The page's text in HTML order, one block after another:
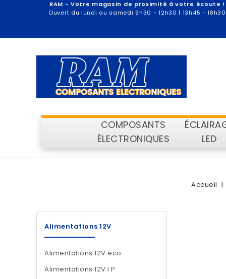
RAM - Votre magasin de proximité à votre écoute !
Ouvert du lundi au samedi 9h30 - 12h30 | 13h45 - 18h30
COMPOSANTS
ÉLECTRONIQUES
LED
Accueil
Alimentations 12V
Alimentations 12V éco
Alimentations 12V I.P